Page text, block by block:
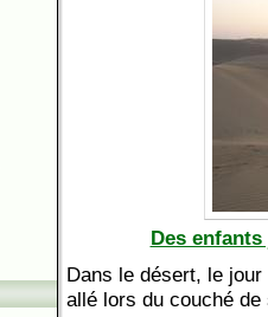
Des
Dans le désert, le
allé lors du couché de